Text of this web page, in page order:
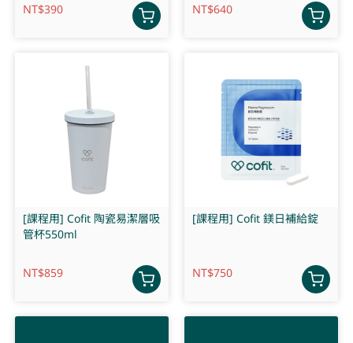
NT$390 NT$640
[課程用] Cofit 陶瓷易潔層吸
管杯550ml
NT$859
[課程用] Cofit 鎂日補給錠
NT$750